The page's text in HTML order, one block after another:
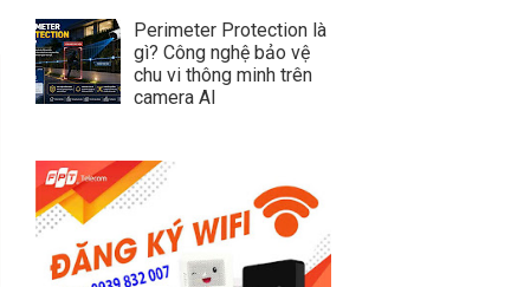
Perimeter Protection là
gì? Công nghệ bảo vệ
chu vi thông minh trên
camera AI